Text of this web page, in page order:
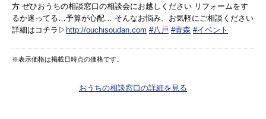
方 ぜひおうちの相談窓口の相談会にお越しください リフォームをす
るか迷ってる…予算が心配… そんなお悩み、お気軽にご相談ください
詳細はコチラ▷ http://ouchisoudan.com #八戸 #青森 #イベント
※表示価格は掲載日時点の価格です。
おうちの相談窓口の詳細を見る